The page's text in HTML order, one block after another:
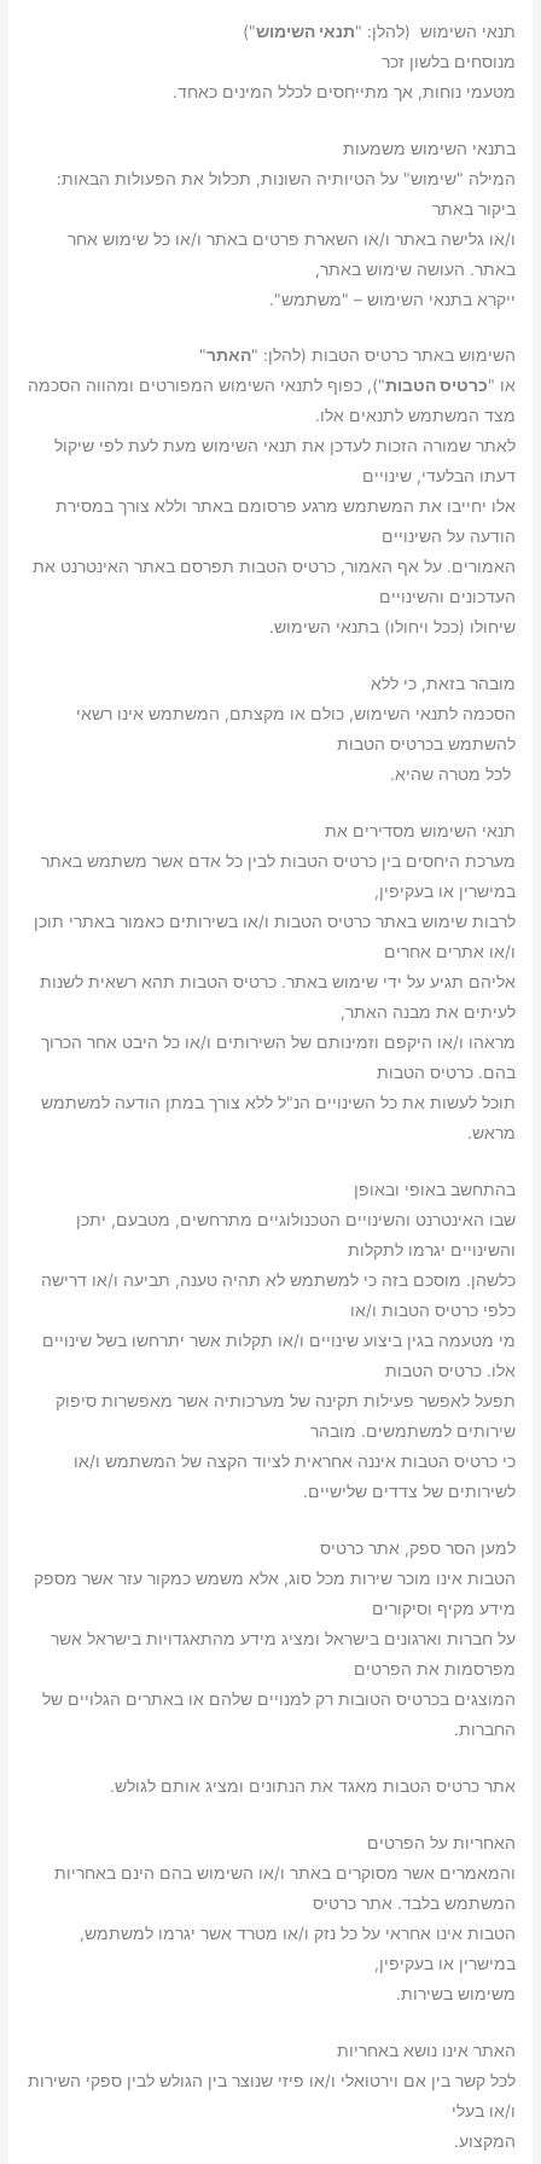
תנאי השימוש (להלן: "תנאי השימוש")
מנוסחים בלשון זכר
מטעמי נוחות, אך מתייחסים לכלל המינים כאחד.
בתנאי השימוש משמעות
המילה "שימוש" על הטיותיה השונות, תכלול את הפעולות הבאות:
ביקור באתר
ו/או גלישה באתר ו/או השארת פרטים באתר ו/או כל שימוש אחר
באתר. העושה שימוש באתר,
ייקרא בתנאי השימוש – "משתמש".
השימוש באתר כרטיס הטבות (להלן: "האתר"
או "כרטיס הטבות"), כפוף לתנאי השימוש המפורטים ומהווה הסכמה
מצד המשתמש לתנאים אלו.
לאתר שמורה הזכות לעדכן את תנאי השימוש מעת לעת לפי שיקול
דעתו הבלעדי, שינויים
אלו יחייבו את המשתמש מרגע פרסומם באתר וללא צורך במסירת
הודעה על השינויים
האמורים. על אף האמור, כרטיס הטבות תפרסם באתר האינטרנט את
העדכונים והשינויים
שיחולו (ככל ויחולו) בתנאי השימוש.
מובהר בזאת, כי ללא
הסכמה לתנאי השימוש, כולם או מקצתם, המשתמש אינו רשאי
להשתמש בכרטיס הטבות
לכל מטרה שהיא.
תנאי השימוש מסדירים את
מערכת היחסים בין כרטיס הטבות לבין כל אדם אשר משתמש באתר
במישרין או בעקיפין,
לרבות שימוש באתר כרטיס הטבות ו/או בשירותים כאמור באתרי תוכן
ו/או אתרים אחרים
אליהם תגיע על ידי שימוש באתר. כרטיס הטבות תהא רשאית לשנות
לעיתים את מבנה האתר,
מראהו ו/או היקפם וזמינותם של השירותים ו/או כל היבט אחר הכרוך
בהם. כרטיס הטבות
תוכל לעשות את כל השינויים הנ"ל ללא צורך במתן הודעה למשתמש
מראש.
בהתחשב באופי ובאופן
שבו האינטרנט והשינויים הטכנולוגיים מתרחשים, מטבעם, יתכן
והשינויים יגרמו לתקלות
כלשהן. מוסכם בזה כי למשתמש לא תהיה טענה, תביעה ו/או דרישה
כלפי כרטיס הטבות ו/או
מי מטעמה בגין ביצוע שינויים ו/או תקלות אשר יתרחשו בשל שינויים
אלו. כרטיס הטבות
תפעל לאפשר פעילות תקינה של מערכותיה אשר מאפשרות סיפוק
שירותים למשתמשים. מובהר
כי כרטיס הטבות איננה אחראית לציוד הקצה של המשתמש ו/או
לשירותים של צדדים שלישיים.
למען הסר ספק, אתר כרטיס
הטבות אינו מוכר שירות מכל סוג, אלא משמש כמקור עזר אשר מספק
מידע מקיף וסיקורים
על חברות וארגונים בישראל ומציג מידע מהתאגדויות בישראל אשר
מפרסמות את הפרטים
המוצגים בכרטיס הטובות רק למנויים שלהם או באתרים הגלויים של
החברות.
אתר כרטיס הטבות מאגד את הנתונים ומציג אותם לגולש.
האחריות על הפרטים
והמאמרים אשר מסוקרים באתר ו/או השימוש בהם הינם באחריות
המשתמש בלבד. אתר כרטיס
הטבות אינו אחראי על כל נזק ו/או מטרד אשר יגרמו למשתמש,
במישרין או בעקיפין,
משימוש בשירות.
האתר אינו נושא באחריות
לכל קשר בין אם וירטואלי ו/או פיזי שנוצר בין הגולש לבין ספקי השירות
ו/או בעלי
המקצוע.